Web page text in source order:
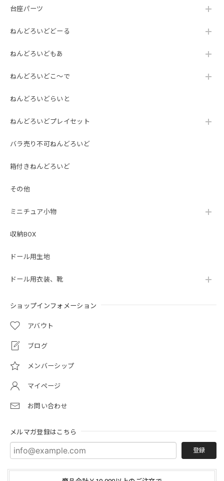
台座パーツ
ねんどろいどどーる
ねんどろいどもあ
ねんどろいどこ～で
ねんどろいどらいと
ねんどろいどプレイセット
バラ売り不可ねんどろいど
箱付きねんどろいど
その他
ミニチュア小物
収納BOX
ドール用生地
ドール用衣装、靴
ショップインフォメーション
アバウト
ブログ
メンバーシップ
マイページ
お問い合わせ
メルマガ登録はこちら
登録